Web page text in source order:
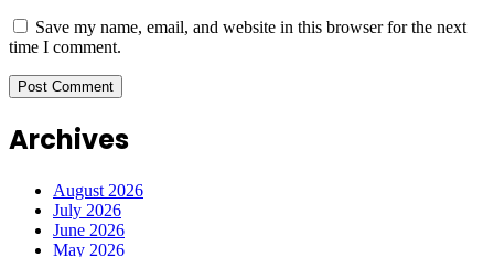
Save my name, email, and website in this browser for the next
time I comment.
Archives
August 2026
July 2026
June 2026
May 2026